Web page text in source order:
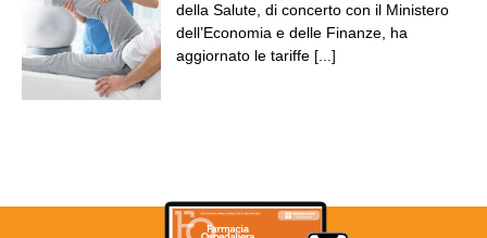
della Salute, di concerto con il Ministero
dell’Economia e delle Finanze, ha
aggiornato le tariffe [...]